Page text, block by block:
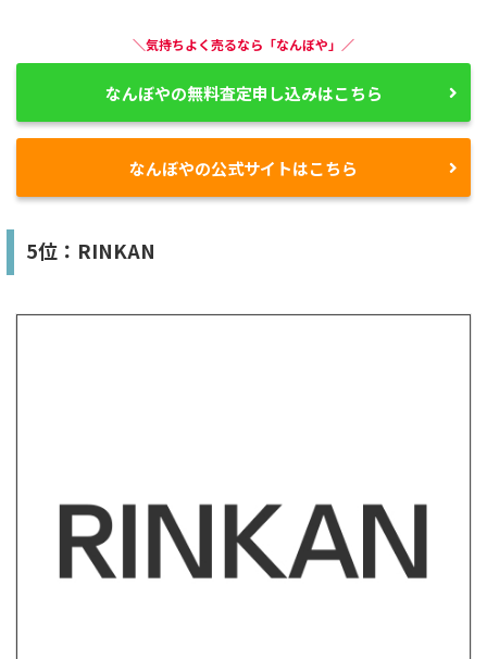
＼気持ちよく売るなら「なんぼや」／
なんぼやの無料査定申し込みはこちら
なんぼやの公式サイトはこちら
5位：RINKAN